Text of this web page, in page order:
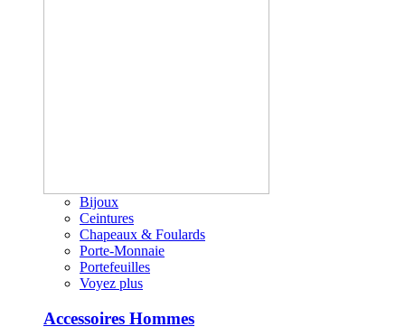
Bijoux
Ceintures
Chapeaux & Foulards
Porte-Monnaie
Portefeuilles
Voyez plus
Accessoires Hommes